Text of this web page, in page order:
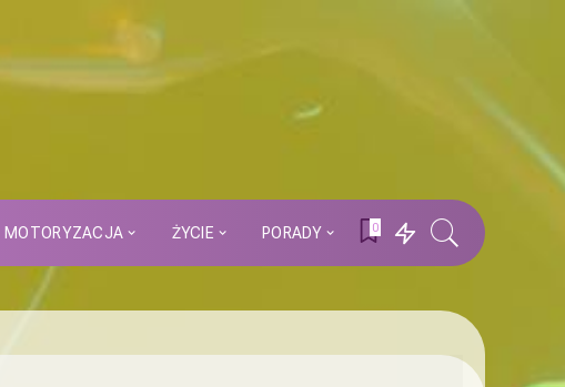
MOTORYZACJA ŻYCIE PORADY 0